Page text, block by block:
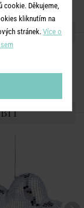
Děkujeme,
kliknutím na
stránek. Více o